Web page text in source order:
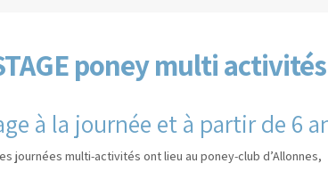
poney multi activités
à la journée et à partir de 6
journées multi-activités ont lieu au poney-club d’Allonnes,